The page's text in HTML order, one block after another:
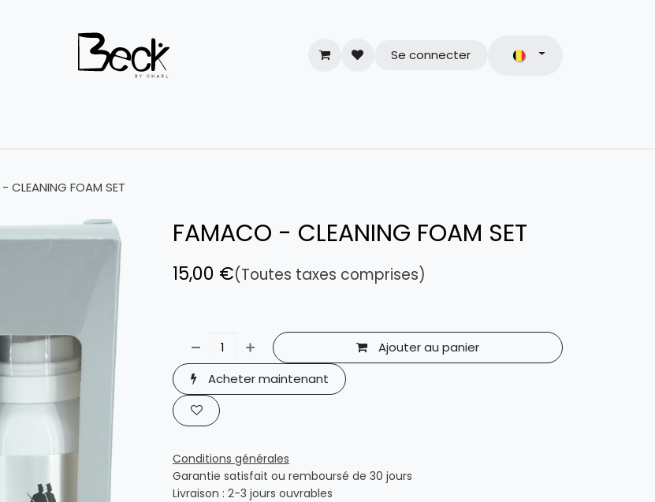
Se connecter
CLEANING FOAM SET
FAMACO - CLEANING FOAM SET
15,00 €(Toutes taxes comprises)
Ajouter au panier
Acheter maintenant
Conditions générales
Garantie satisfait ou remboursé de 30 jours
Livraison : 2-3 jours ouvrables